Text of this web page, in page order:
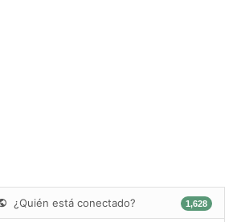
¿Quién está conectado? 1,628